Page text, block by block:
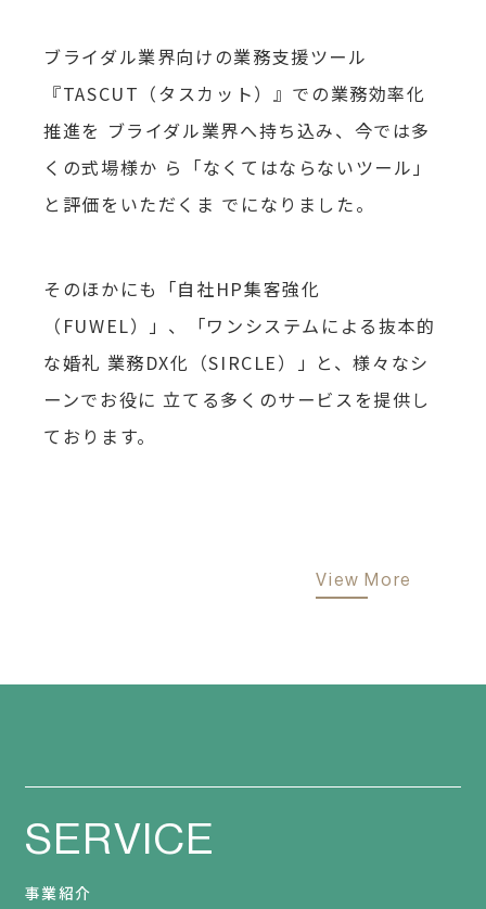
ブライダル業界向けの業務支援ツール
『TASCUT（タスカット）』での業務効率化
推進を ブライダル業界へ持ち込み、今では多
くの式場様か ら「なくてはならないツール」
と評価をいただくま でになりました。
そのほかにも「自社HP集客強化
（FUWEL）」、「ワンシステムによる抜本的
な婚礼 業務DX化（SIRCLE）」と、様々なシ
ーンでお役に 立てる多くのサービスを提供し
ております。
View More
SERVICE
事業紹介